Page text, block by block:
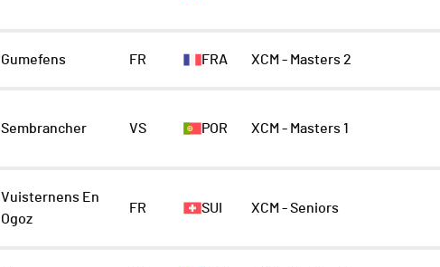
Gumefens FR FRA XCM - Masters 2
Sembrancher VS POR XCM - Masters 1
Vuisternens En
Ogoz
FR SUI XCM - Seniors